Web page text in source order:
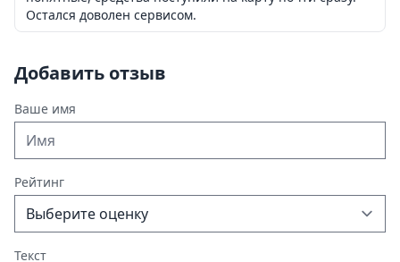
Остался доволен сервисом.
Добавить отзыв
Ваше имя
Рейтинг
Текст